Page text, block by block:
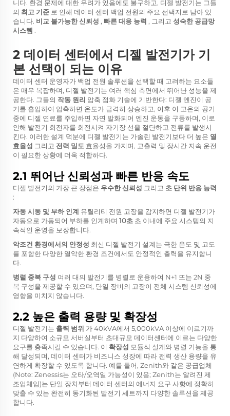
니다. 환경 문제에 대한 우려가 있음에도 불구하고, 디젤 발전기는 그들
의 최고 기준 로 인해 데이터 센터 백업 전원의 주요 선택지로 남아 있
습니다. 비교 불가능한 신뢰성 , 빠른 대응 능력 , 그리고 성숙한 공급망
시스템 .
2 데이터 센터에서 디젤 발전기가 기
본 선택이 되는 이유
데이터 센터 운영자가 백업 전원 솔루션을 선택할 때 고려하는 요소들
은 매우 복잡하며, 디젤 발전기는 여러 핵심 측면에서 뛰어난 성능을 제
공한다. 그들의 작동 원리 압축 점화 기술에 기반한다: 디젤 엔진이 공
기를 흡입하여 압축하면 온도가 급격히 상승하고, 이후 이 고온의 공기
중에 디젤 연료를 주입하면 자연 발화되어 엔진 운동을 구동하며, 이로
인해 발전기 회전자를 회전시켜 자기장 선을 절단하고 전류를 발생시
킨다. 이러한 설계 덕분에 디젤 발전기는 가솔린 발전기보다 더 높은 열
효율성 그리고 전력 밀도 효율성을 가지며, 고출력 및 장시간 지속 운전
이 필요한 상황에 더욱 적합하다.
2.1 뛰어난 신뢰성과 빠른 반응 속도
디젤 발전기의 가장 큰 장점은 우수한 신뢰성 그리고 초 단위 반응 능력
:
자동 시동 및 부하 인계 유틸리티 전원 고장을 감지하면 디젤 발전기가
자동으로 가동되어 부하를 인계하며 10초 초 이내에 주요 시스템의 지
속적인 운영을 보장합니다.
악조건 환경에서의 안정성 최신 디젤 발전기 설계는 극한 온도 및 고도
를 포함한 다양한 열악한 환경 조건에서도 안정적인 출력을 유지합니
다.
병렬 중복 구성 여러 대의 발전기를 병렬로 운용하여 N+1 또는 2N 중
복 구성을 제공할 수 있으며, 단일 장비의 고장이 전체 시스템 신뢰성에
영향을 미치지 않습니다.
2.2 높은 출력 용량 및 확장성
디젤 발전기는 출력 범위 가 40kVA에서 5,000kVA 이상에 이르기까
지 다양하여 소규모 서버실부터 초대규모 데이터센터에 이르는 다양한
요구를 충족시킬 수 있습니다. 이 확장성 모듈식 설계와 병렬 기능을 통
해 달성되며, 데이터 센터가 비즈니스 성장에 따라 전력 생산 용량을 유
연하게 확장할 수 있도록 합니다. 예를 들어, Zenith와 같은 공급업체
(Note: Zenessis는 오타/오역일 가능성이 있음; Zenith는 알려진 제
조업체임)는 단일 장치부터 데이터 센터의 에너지 요구 사항에 정확히
맞출 수 있는 완전히 동기화된 발전기 세트까지 다양한 솔루션을 제공
합니다.